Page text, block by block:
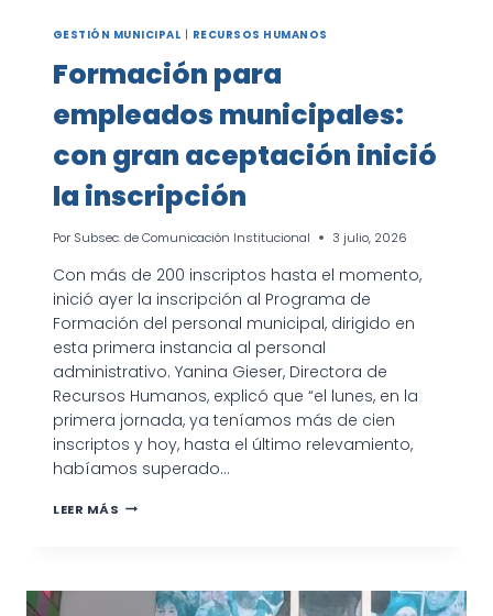
GESTIÓN MUNICIPAL | RECURSOS HUMANOS
Formación para
empleados municipales:
con gran aceptación inició
la inscripción
Por Subsec. de Comunicación Institucional 3 julio, 2026
Con más de 200 inscriptos hasta el momento,
inició ayer la inscripción al Programa de
Formación del personal municipal, dirigido en
esta primera instancia al personal
administrativo. Yanina Gieser, Directora de
Recursos Humanos, explicó que “el lunes, en la
primera jornada, ya teníamos más de cien
inscriptos y hoy, hasta el último relevamiento,
habíamos superado…
LEER MÁS FORMACIÓN
GRAN